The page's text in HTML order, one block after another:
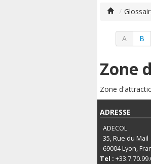
/
A B
Zone
Zone
ADRESSE
ADECOL
35, Rue du Mail
69004Lyon,
Tel :